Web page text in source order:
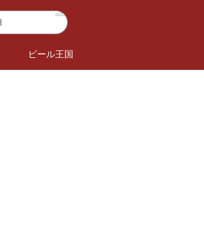
ビール王国